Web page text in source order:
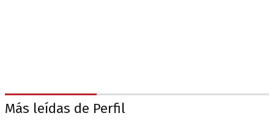
Más leídas de Perfil